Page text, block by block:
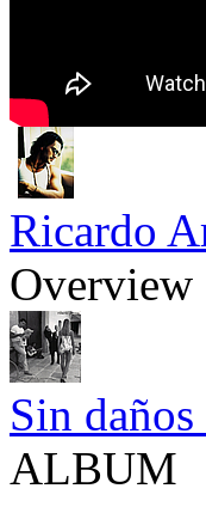
Ricardo
Overview
Sin daños
ALBUM